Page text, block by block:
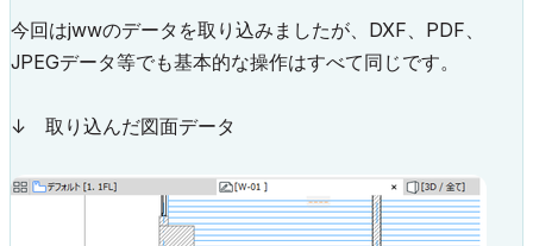
今回はjwwのデータを取り込みましたが、DXF、PDF、
JPEGデータ等でも基本的な操作はすべて同じです。
↓ 取り込んだ図面データ